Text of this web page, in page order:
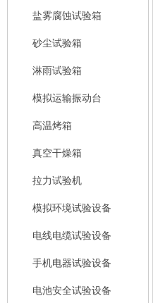
盐雾腐蚀试验箱
砂尘试验箱
淋雨试验箱
模拟运输振动台
高温烤箱
真空干燥箱
拉力试验机
模拟环境试验设备
电线电缆试验设备
手机电器试验设备
电池安全试验设备